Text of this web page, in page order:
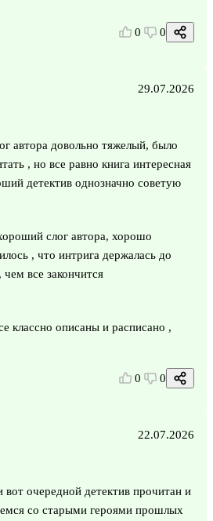
0 0
29.07.2026
автора довольно тяжелый, было
, но все равно книга интересная
детектив однозначно советую
слог автора, хорошо
, что интрига держалась до
все закончится
классно описаны и расписано ,
0 0
22.07.2026
очередной детектив прочитан и
со старыми героями прошлых